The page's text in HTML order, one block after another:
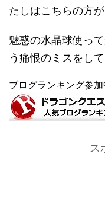
たしはこちらの方が
魅惑の水晶球使っ
う痛恨のミスをし
ブログランキング参
ス